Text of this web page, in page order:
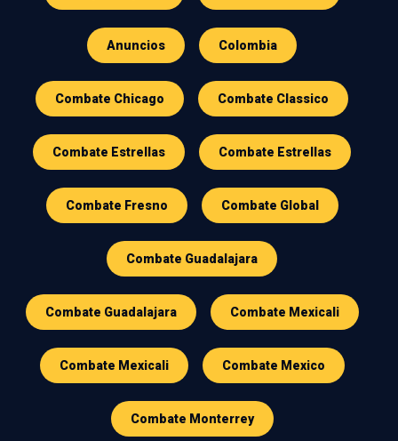
Anuncios Colombia
Combate Chicago Combate Classico
Combate Estrellas Combate Estrellas
Combate Fresno Combate Global
Combate Guadalajara
Combate Guadalajara Combate Mexicali
Combate Mexicali Combate Mexico
Combate Monterrey